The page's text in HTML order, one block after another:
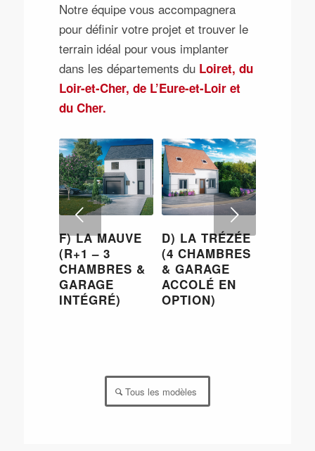
Notre équipe vous accompagnera
pour définir votre projet et trouver le
terrain idéal pour vous implanter
dans les départements du Loiret, du
Loir-et-Cher, de L’Eure-et-Loir et
du Cher.
F) LA MAUVE
(R+1 – 3
CHAMBRES &
GARAGE
INTÉGRÉ)
D) LA TRÉZÉE
(4 CHAMBRES
& GARAGE
ACCOLÉ EN
OPTION)
Suivant
Tous les modèles